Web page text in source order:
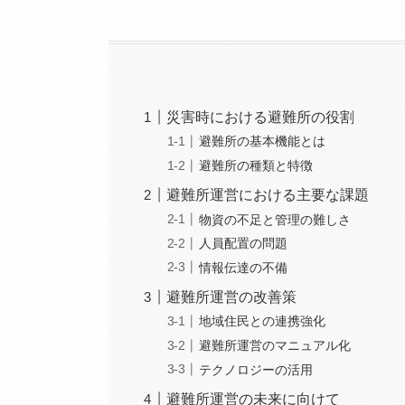
災害時における避難所の役割
避難所の基本機能とは
避難所の種類と特徴
避難所運営における主要な課題
物資の不足と管理の難しさ
人員配置の問題
情報伝達の不備
避難所運営の改善策
地域住民との連携強化
避難所運営のマニュアル化
テクノロジーの活用
避難所運営の未来に向けて